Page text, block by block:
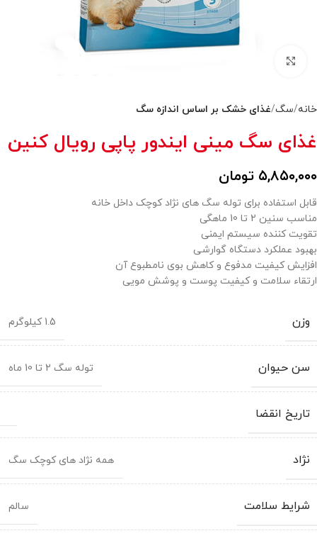
خانه سگ غذای خشک بر اساس اندازه سگ
غذای سگ مینی ایندور پاپی رویال کنین
۵,۸۵۰,۰۰۰ تومان
قابل استفاده برای توله سگ های نژاد کوچک داخل خانه
مناسب سنین 2 تا 10 ماهگی
تقویت کننده سیستم ایمنی
بهبود عملکرد دستگاه گوارشی
افزایش کیفیت مدفوع و کاهش بوی نامطبوع آن
ارتقاء سلامت و کیفیت پوست و پوشش مویی
وزن 1.5 کیلوگرم
سن حیوان توله سگ 2 تا 10 ماه
تاریخ انقضا
نژاد همه نژاد های کوچک سگ
شرایط سلامت سالم